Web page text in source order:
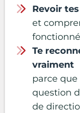
Revoir
et
Te
vraiment
parce que
question
de